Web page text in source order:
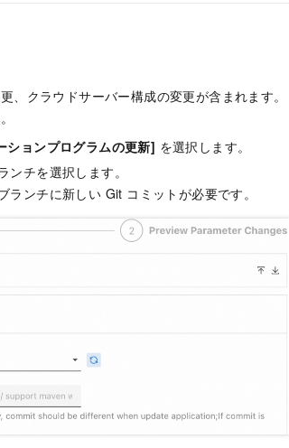
クラウドサーバー構成の変更が含まれます。
ションプログラムの更新] を選択します。
チを選択します。
ンチに新しい Git コミットが必要です。